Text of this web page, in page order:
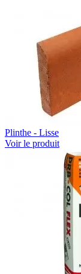
Plinthe - Lisse
Voir le produit